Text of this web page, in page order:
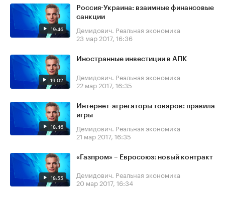
19:46
Россия-Украина: взаимные финансовые
санкции
Демидович. Реальная экономика
23 мар 2017, 16:36
19:02
Иностранные инвестиции в АПК
Демидович. Реальная экономика
22 мар 2017, 16:35
18:46
Интернет-агрегаторы товаров: правила
игры
Демидович. Реальная экономика
21 мар 2017, 16:35
18:55
«Газпром» – Евросоюз: новый контракт
Демидович. Реальная экономика
20 мар 2017, 16:34